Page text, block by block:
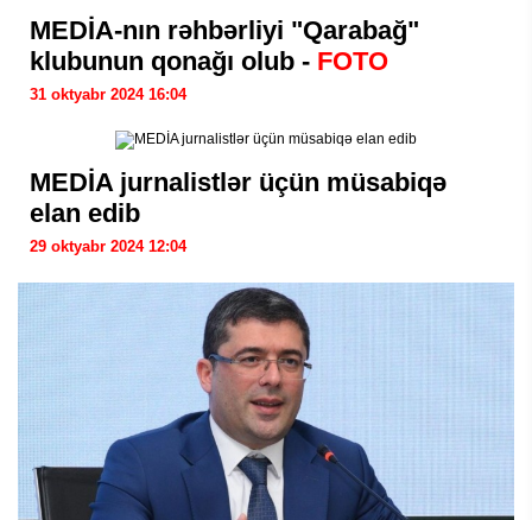
MEDİA-nın rəhbərliyi "Qarabağ"
klubunun qonağı olub - FOTO
31 oktyabr 2024 16:04
MEDİA jurnalistlər üçün müsabiqə
elan edib
29 oktyabr 2024 12:04